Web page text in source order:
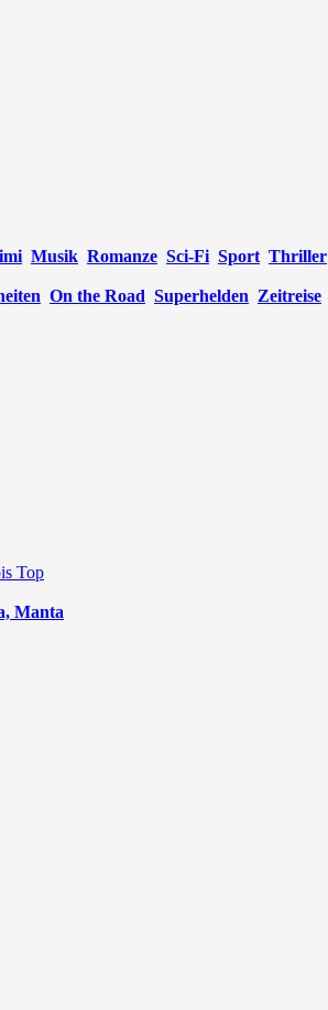
Musik Romanze Sci-Fi Sport Thriller
On the Road Superhelden Zeitreise
Top
Manta